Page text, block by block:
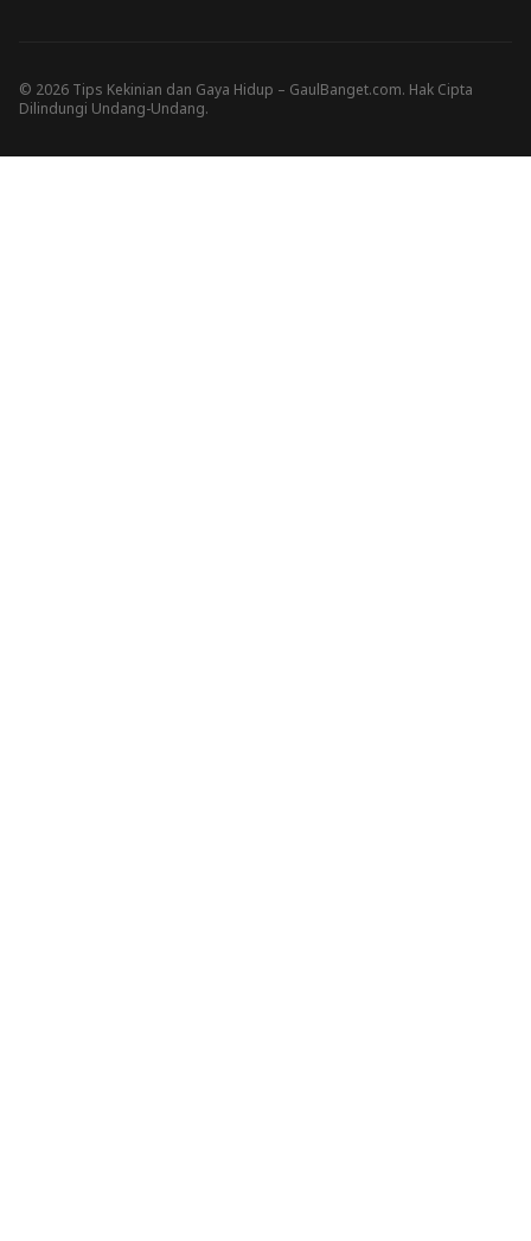
© 2026 Tips Kekinian dan Gaya Hidup – GaulBanget.com. Hak Cipta
Dilindungi Undang-Undang.